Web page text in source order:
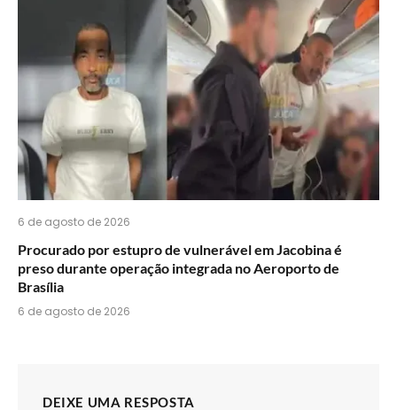
6 de agosto de 2026
Procurado por estupro de vulnerável em Jacobina é
preso durante operação integrada no Aeroporto de
Brasília
6 de agosto de 2026
DEIXE UMA RESPOSTA